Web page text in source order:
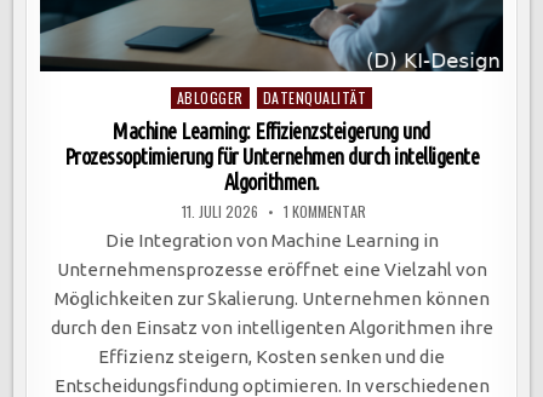
Posted
in
ABLOGGER DATENQUALITÄT
Machine Learning: Effizienzsteigerung und
Prozessoptimierung für Unternehmen durch intelligente
Algorithmen.
11. JULI 2026 1 KOMMENTARZU
MACHINE
LEARNING:
EFFIZIENZSTEIGERUNG
UND
PROZESSOPTIMIERUNG
FÜR
UNTERNEHMEN
DURCH
INTELLIGENTE
ALGORITHMEN.
Die Integration von Machine Learning in
Unternehmensprozesse eröffnet eine Vielzahl von
Möglichkeiten zur Skalierung. Unternehmen können
durch den Einsatz von intelligenten Algorithmen ihre
Effizienz steigern, Kosten senken und die
Entscheidungsfindung optimieren. In verschiedenen